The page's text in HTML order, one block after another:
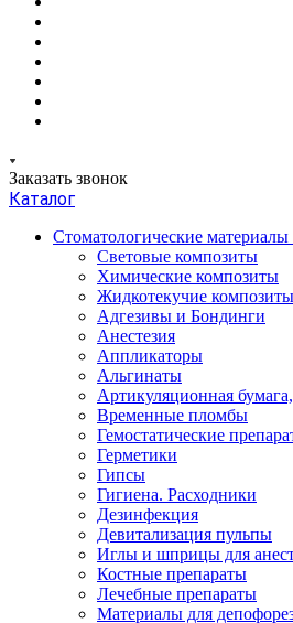
Заказать звонок
Каталог
Стоматологические материалы
Световые композиты
Химические композиты
Жидкотекучие композиты
Адгезивы и Бондинги
Анестезия
Аппликаторы
Альгинаты
Артикуляционная
Временные пломбы
Гемостатические
Герметики
Гипсы
Гигиена. Расходники
Дезинфекция
Девитализация пульпы
Иглы и шприцы для
Костные препараты
Лечебные препараты
Материалы для